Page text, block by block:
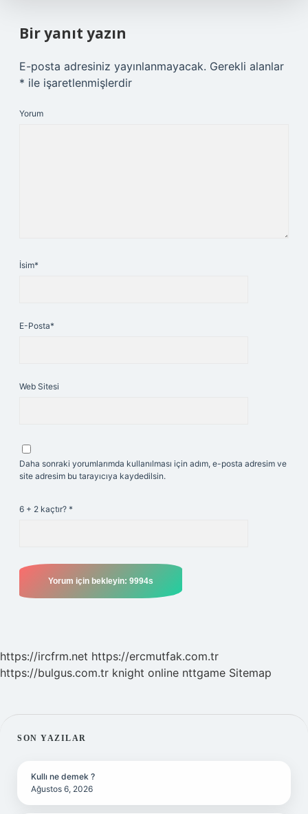
Bir yanıt yazın
E-posta adresiniz yayınlanmayacak. Gerekli alanlar
* ile işaretlenmişlerdir
Yorum
İsim*
E-Posta*
Web Sitesi
Daha sonraki yorumlarımda kullanılması için adım, e-posta adresim ve
site adresim bu tarayıcıya kaydedilsin.
6 + 2 kaçtır? *
https://ircfrm.net https://ercmutfak.com.tr
https://bulgus.com.tr knight online nttgame Sitemap
SIDEBAR
SON YAZILAR
Kullı ne demek ?
Ağustos 6, 2026